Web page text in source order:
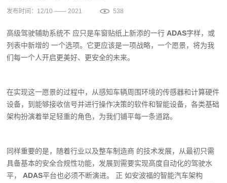
发布时间：12/10 —— 2021 538
高级驾驶辅助系统不 应只是车窗贴纸上新添的一行 ADAS字样，或
列表中新增的 一个选项。它更应该是一项战略，一个愿景，将为我
们每一个人开启更美好、更安全的未来。
在实现这一愿景的过程中，从感知车辆周围环境的传感器和计算硬件
设备，到能够接收信号并进行操作决策的软件和智能设备，各类基础
架构扮演着举足轻重的角色，为我们铺平每一条道路。
同样重要的是，随着行业以及整车制造商 的技术发展，从最初只需
具备基本的安全合规性功能，发展到需要实现高度自动化的驾驶水
平，
ADAS平台也必须不断演进。 正 如安波福的智能汽车架构